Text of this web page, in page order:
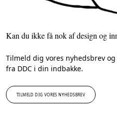
Kan du ikke få nok af design og
Tilmeld dig vores nyhedsbrev
fra DDC i din indbakke.
TILMELD DIG VORES NYHEDSBREV